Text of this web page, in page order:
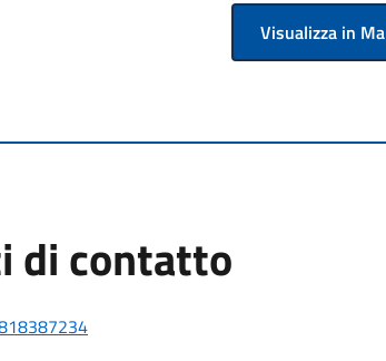
Visualizza in
di contatto